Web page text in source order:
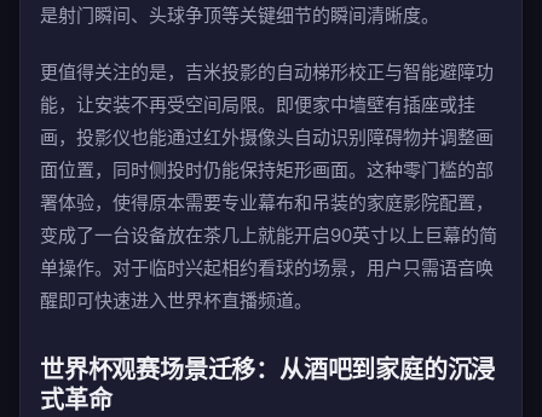
是射门瞬间、头球争顶等关键细节的瞬间清晰度。
更值得关注的是，吉米投影的自动梯形校正与智能避障功
能，让安装不再受空间局限。即便家中墙壁有插座或挂
画，投影仪也能通过红外摄像头自动识别障碍物并调整画
面位置，同时侧投时仍能保持矩形画面。这种零门槛的部
署体验，使得原本需要专业幕布和吊装的家庭影院配置，
变成了一台设备放在茶几上就能开启90英寸以上巨幕的简
单操作。对于临时兴起相约看球的场景，用户只需语音唤
醒即可快速进入世界杯直播频道。
世界杯观赛场景迁移：从酒吧到家庭的沉浸
式革命